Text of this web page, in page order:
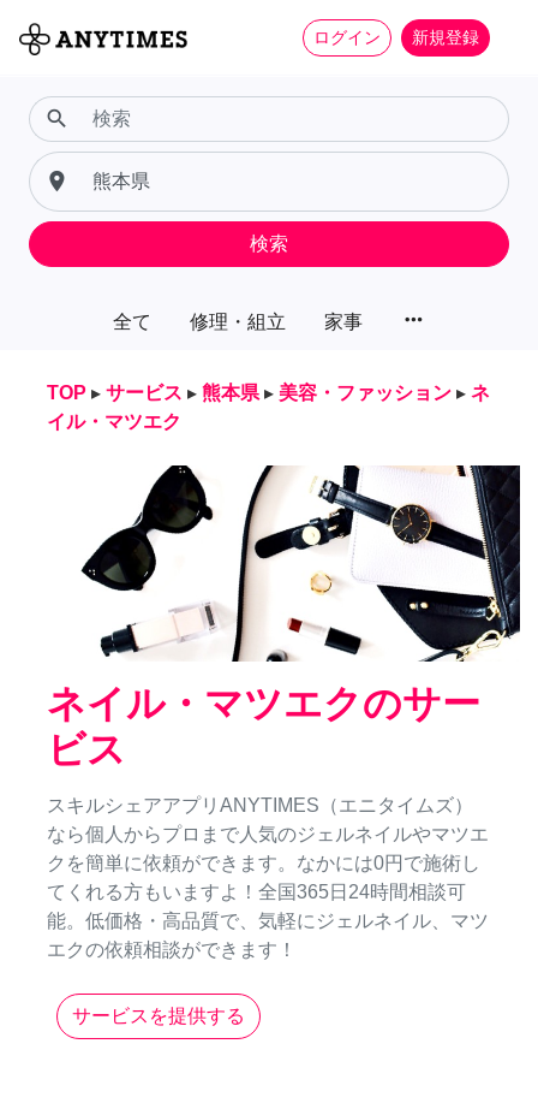
ログイン 新規登録
全て 修理・組立 家事 more_horiz
search
place
検索
TOP ▸ サービス ▸ 熊本県 ▸ 美容・ファッション ▸ ネ
イル・マツエク
ネイル・マツエクのサー
ビス
スキルシェアアプリANYTIMES（エニタイムズ）
なら個人からプロまで人気のジェルネイルやマツエ
クを簡単に依頼ができます。なかには0円で施術し
てくれる方もいますよ！全国365日24時間相談可
能。低価格・高品質で、気軽にジェルネイル、マツ
エクの依頼相談ができます！
サービスを提供する